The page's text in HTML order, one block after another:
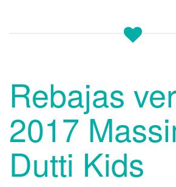
Rebajas
2017
Dutti Kids